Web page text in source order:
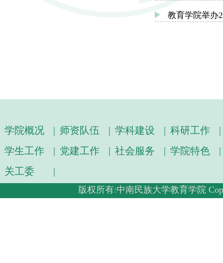
教育学院举办
学院概况 | 师资队伍 | 学科建设 | 科研工作
|
学生工作
| 党建工作 | 社会服务 | 学院特色
|
关工委
|
版权所有:中南民族大学教育学院